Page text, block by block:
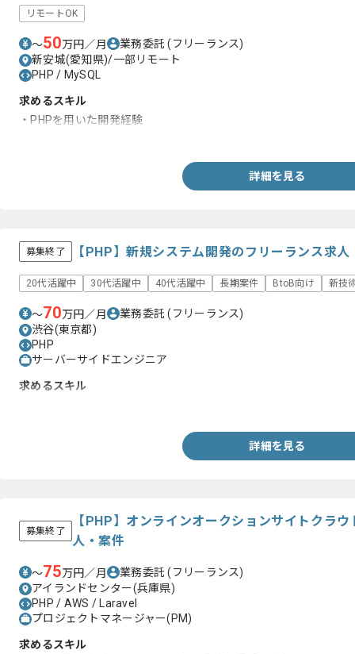
リモートOK
〜50万円／月 業務委託(フリーランス)
新安城(愛知県)/一部リモート
PHP / MySQL
求めるスキル
・PHPを用いた開発経験
詳細を見る
募集終了 【PHP】新規システム開発のフリーランス求人
20代活躍中 30代活躍中 40代活躍中 長期案件 BtoB向け 新技
〜70万円／月 業務委託(フリーランス)
渋谷(東京都)
PHP
サーバーサイドエンジニア
求めるスキル
詳細を見る
募集終了
【PHP】オンラインオークションサイトクラ
人・案件
〜75万円／月 業務委託(フリーランス)
アイランドセンター(兵庫県)
PHP / AWS / Laravel
プロジェクトマネージャー(PM)
求めるスキル